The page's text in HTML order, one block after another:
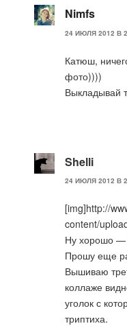
Nimfs
24 ИЮЛЯ 2012 В
Катюш,
фото))))
Выкладывай
Shelli
24 ИЮЛЯ 2012 В
[img]http://
content/
Ну хорошо —
Прошу еще
Вышиваю
коллаже
уголок с
триптиха.